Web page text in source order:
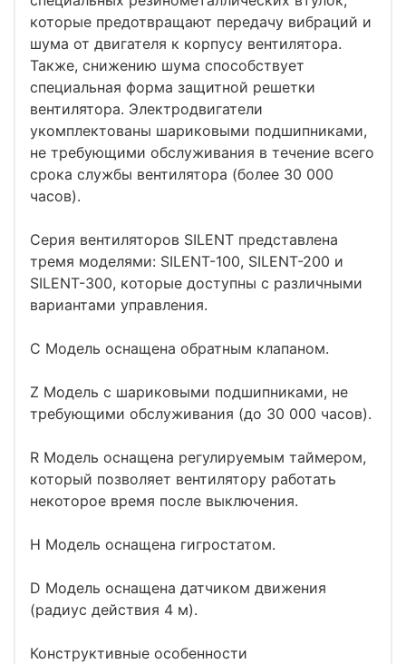
которые предотвращают передачу вибраций и
шума от двигателя к корпусу вентилятора.
Также, снижению шума способствует
специальная форма защитной решетки
вентилятора. Электродвигатели
укомплектованы шариковыми подшипниками,
не требующими обслуживания в течение всего
срока службы вентилятора (более 30 000
часов).
Серия вентиляторов SILENT представлена
тремя моделями: SILENT-100, SILENT-200 и
SILENT-300, которые доступны с различными
вариантами управления.
C Модель оснащена обратным клапаном.
Z Модель с шариковыми подшипниками, не
требующими обслуживания (до 30 000 часов).
R Модель оснащена регулируемым таймером,
который позволяет вентилятору работать
некоторое время после выключения.
H Модель оснащена гигростатом.
D Модель оснащена датчиком движения
(радиус действия 4 м).
Конструктивные особенности